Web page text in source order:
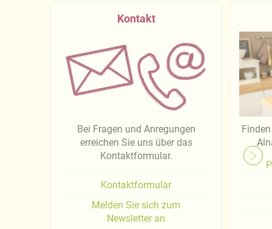
Kontakt
Bei Fragen und Anregungen
erreichen Sie uns über das
Kontaktformular.
Kontaktformular
Melden Sie sich zum
Newsletter an